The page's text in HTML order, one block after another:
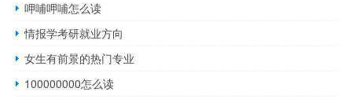
呷哺呷哺怎么读
情报学考研就业方向
女生有前景的热门专业
100000000怎么读